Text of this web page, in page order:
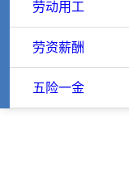
劳动用工
劳资薪酬
五险一金